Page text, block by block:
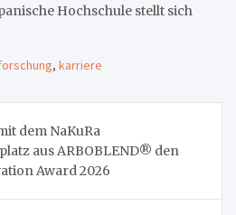
Hochschule stellt sich
, karriere
dem NaKuRa
aus ARBOBLEND® den
Award 2026